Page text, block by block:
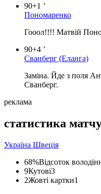
90+1 ’
Пономаренко
Гооол!!!! Матвій
90+4 ’
Сванберг (Еланга)
Заміна. Йде з поля
Сванберг.
реклама
статистика
Україна Швеція
68%Відсоток
9Кутові3
2Жовті картки1